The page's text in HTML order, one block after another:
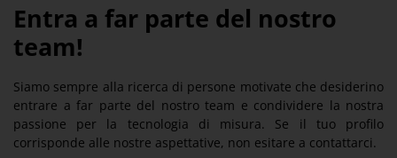
Entra a far parte del nostro
team!
Siamo sempre alla ricerca di persone motivate che desiderino
entrare a far parte del nostro team e condividere la nostra
passione per la tecnologia di misura. Se il tuo profilo
corrisponde alle nostre aspettative, non esitare a contattarci.